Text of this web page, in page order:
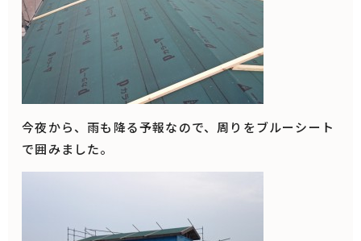
今夜から、雨も降る予報なので、周りをブルーシート
で囲みました。